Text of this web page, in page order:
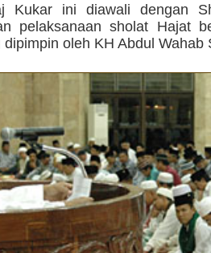
Kukar ini diawali dengan
pelaksanaan sholat Hajat
oleh KH Abdul Wahab